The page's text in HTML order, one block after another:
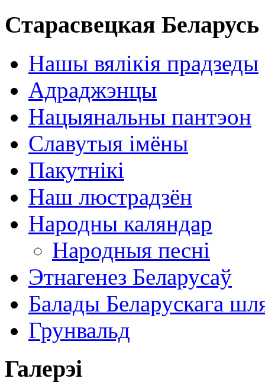
Старасвецкая Беларусь
Нашы вялікія прадзеды
Адраджэнцы
Нацыянальны пантэон
Славутыя імёны
Пакутнікі
Наш люстрадзён
Народны каляндар
Народныя песні
Этнагенез Беларусаў
Балады Беларускага
Грунвальд
Галерэі